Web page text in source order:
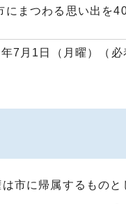
にまつわる思い出を
7月1日（月曜）（必
市に帰属するものと